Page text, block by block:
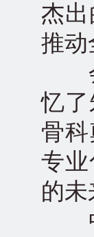
杰
推动
会
忆
骨
专
的未
中